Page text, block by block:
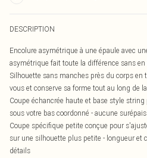
DESCRIPTION
Encolure asymétrique à une épaule avec
asymétrique fait toute la différence sans en
Silhouette sans manches près du corps en
vous et conserve sa forme tout au long de
Coupe échancrée haute et base style
sous votre bas coordonné - aucune
Coupe spécifique petite conçue pour
sur une silhouette plus petite - longueur et
détails